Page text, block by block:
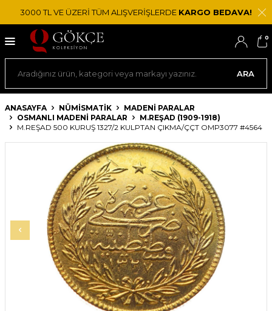
3000 TL VE ÜZERİ TÜM ALIŞVERİŞLERDE KARGO BEDAVA!
ARA
0
ANASAYFA NÜMİSMATİK
MADENI PARALAR
OSMANLI MADENI PARALAR
M.REŞAD (1909-1918)
M.REŞAD 500 KURUŞ 1327/2 KULPTAN ÇIKMA/ÇÇT OMP3077 #4564